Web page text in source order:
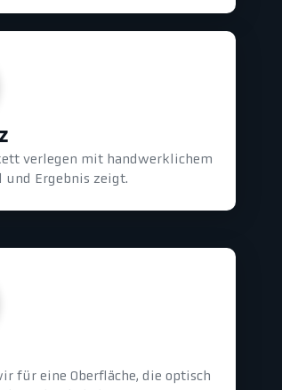
verlegen mit handwerklichem
und Ergebnis zeigt.
für eine Oberfläche, die optisch